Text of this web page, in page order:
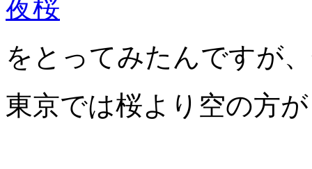
夜桜
をとってみたんですが
東京では桜より空の方